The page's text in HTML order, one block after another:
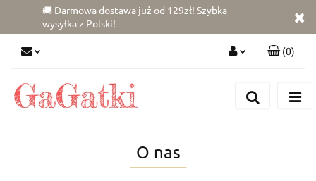
🚚 Darmowa dostawa już od 129zł! Szybka
wysyłka z Polski!
(0)
O nas